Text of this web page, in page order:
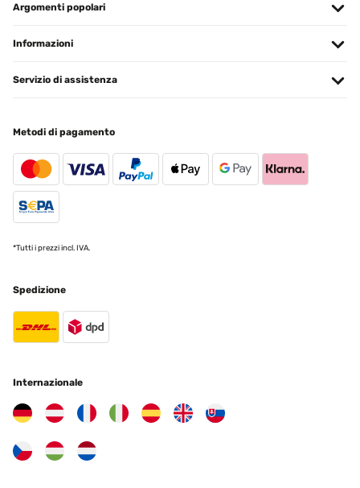
Tradurre
07/01/2025
Utilisateur d'Amazon
Tradurre
Correspond à mes attentes et emballage soigné
Utilisateur d'Amazon
Tradurre
Argomenti popolari
Informazioni
Servizio di assistenza
Metodi di pagamento
*Tutti i prezzi incl. IVA.
Spedizione
Internazionale